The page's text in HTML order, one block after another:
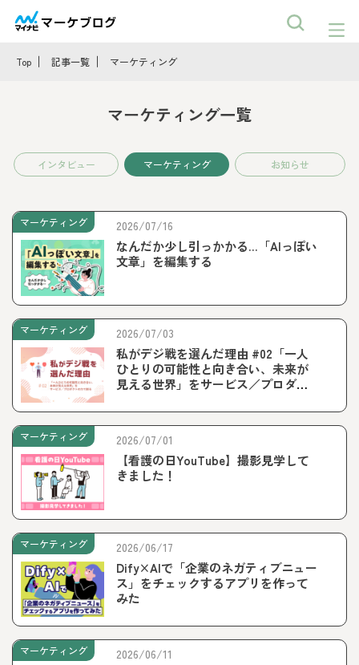
Top 記事一覧 マーケティング
マーケティング一覧
インタビュー マーケティング お知らせ
2026/07/16
なんだか少し引っかかる…「AIっぽい
文章」を編集する
マーケティング
2026/07/03
私がデジ戦を選んだ理由 #02「一人
ひとりの可能性と向き合い、未来が
見える世界」をサービス／プロダク
マーケティング
2026/07/01
【看護の日YouTube】撮影見学して
きました！
マーケティング
2026/06/17
Dify×AIで「企業のネガティブニュー
ス」をチェックするアプリを作って
みた
マーケティング
2026/06/11
マーケティング